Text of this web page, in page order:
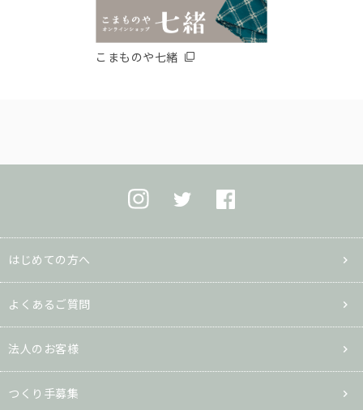
こまものや七緒
はじめての方へ
よくあるご質問
法人のお客様
つくり手募集